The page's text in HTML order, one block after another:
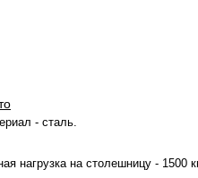
- сталь.
нагрузка на столешницу - 1500